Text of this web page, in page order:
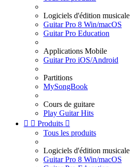
Logiciels d'édition musicale
Guitar Pro 8 Win/macOS
Guitar Pro Education
Applications Mobile
Guitar Pro iOS/Android
Partitions
MySongBook
Cours de guitare
Play Guitar Hits
  Produits 
Tous les produits
Logiciels d'édition musicale
Guitar Pro 8 Win/macOS